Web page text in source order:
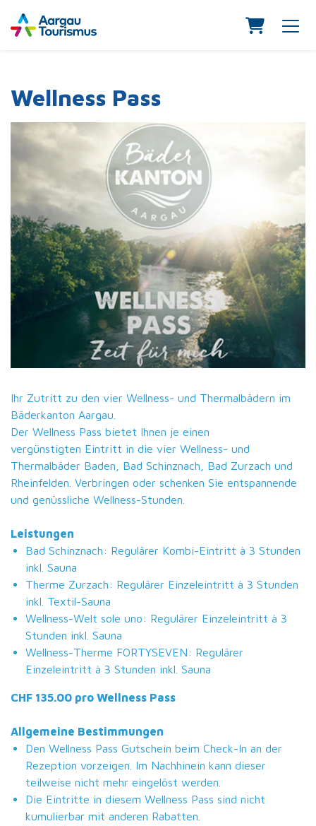
Wellness Pass
Ihr Zutritt zu den vier Wellness- und Thermalbädern im
Bäderkanton Aargau.
Der Wellness Pass bietet Ihnen je einen
vergünstigten Eintritt in die vier Wellness- und
Thermalbäder Baden, Bad Schinznach, Bad Zurzach und
Rheinfelden. Verbringen oder schenken Sie entspannende
und genüssliche Wellness-Stunden.
Leistungen
Bad Schinznach: Regulärer Kombi-Eintritt à 3 Stunden
inkl. Sauna
Therme Zurzach: Regulärer Einzeleintritt à 3 Stunden
inkl. Textil-Sauna
Wellness-Welt sole uno: Regulärer Einzeleintritt à 3
Stunden inkl. Sauna
Wellness-Therme FORTYSEVEN: Regulärer
Einzeleintritt à 3 Stunden inkl. Sauna
CHF 135.00 pro Wellness Pass
Allgemeine Bestimmungen
Den Wellness Pass Gutschein beim Check-In an der
Rezeption vorzeigen. Im Nachhinein kann dieser
teilweise nicht mehr eingelöst werden.
Die Eintritte in diesem Wellness Pass sind nicht
kumulierbar mit anderen Rabatten.